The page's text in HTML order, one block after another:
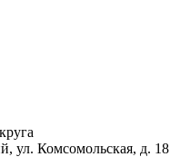
ул. Комсомольская, д. 18